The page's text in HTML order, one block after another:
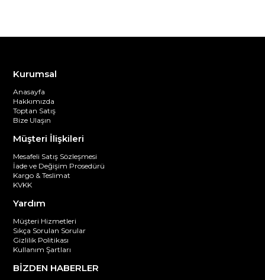
Kurumsal
Anasayfa
Hakkımızda
Toptan Satış
Bize Ulaşın
Müşteri İlişkileri
Mesafeli Satış Sözleşmesi
İade ve Değişim Prosedürü
Kargo & Teslimat
KVKK
Yardım
Müşteri Hizmetleri
Sıkça Sorulan Sorular
Gizlilik Politikası
Kullanım Şartları
BİZDEN HABERLER